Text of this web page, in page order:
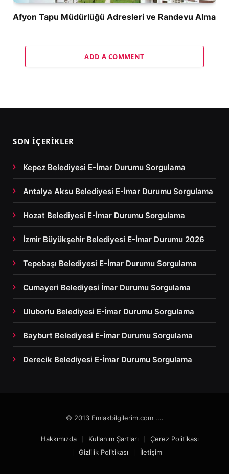
Afyon Tapu Müdürlüğü Adresleri ve Randevu Alma
ADD A COMMENT
SON İÇERIKLER
Kepez Belediyesi E-İmar Durumu Sorgulama
Antalya Aksu Belediyesi E-İmar Durumu Sorgulama
Hozat Belediyesi E-İmar Durumu Sorgulama
İzmir Büyükşehir Belediyesi E-İmar Durumu 2026
Tepebaşı Belediyesi E-İmar Durumu Sorgulama
Cumayeri Belediyesi İmar Durumu Sorgulama
Uluborlu Belediyesi E-İmar Durumu Sorgulama
Bayburt Belediyesi E-İmar Durumu Sorgulama
Derecik Belediyesi E-İmar Durumu Sorgulama
© 2013 Emlakbilgilerim.com ....
Hakkımızda Kullanım Şartları
Çerez Politikası
Gizlilik Politikası
İletişim